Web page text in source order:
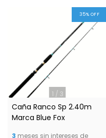
1 / 3
35% OFF
Caña Ranco Sp 2.40m
Marca Blue Fox
3 meses sin intereses de